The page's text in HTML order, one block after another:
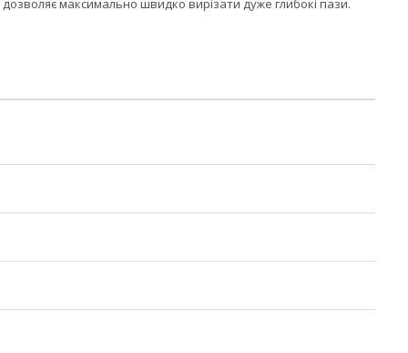
максимально швидко вирізати дуже глибокі пази.